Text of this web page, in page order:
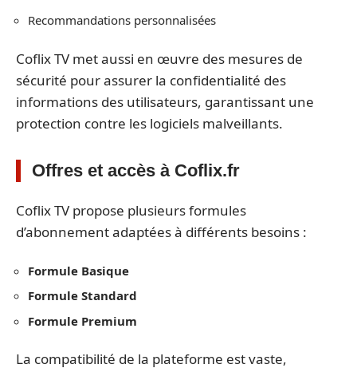
Recommandations personnalisées
Coflix TV met aussi en œuvre des mesures de
sécurité pour assurer la confidentialité des
informations des utilisateurs, garantissant une
protection contre les logiciels malveillants.
Offres et accès à Coflix.fr
Coflix TV propose plusieurs formules
d’abonnement adaptées à différents besoins :
Formule Basique
Formule Standard
Formule Premium
La compatibilité de la plateforme est vaste,